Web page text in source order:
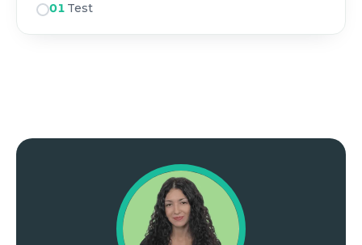
01 Test